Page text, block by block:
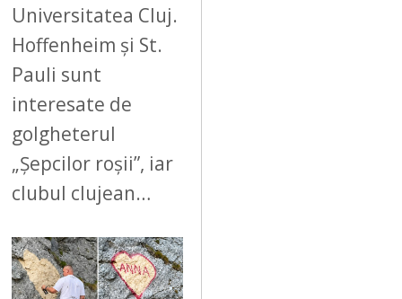
Universitatea Cluj.
Hoffenheim și St.
Pauli sunt
interesate de
golgheterul
„Șepcilor roșii”, iar
clubul clujean…